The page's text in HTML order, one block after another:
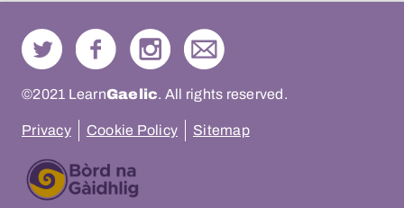
©2021 LearnGaelic. All rights reserved.
Privacy Cookie Policy Sitemap